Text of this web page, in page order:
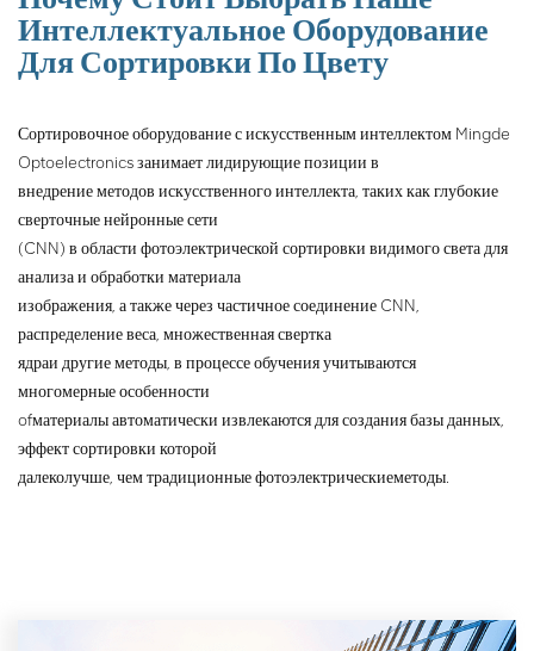
сортировки и типы
материалов, чтобы
соответствовать
требования к сортировке и
решает проблему
ограниченного количества
материалов для сортировки
по цвету на современном
рынке сортировщиков по
цвету.
Интеллектуальное Оборудование
Для Сортировки По Цвету
Сортировочное оборудование с искусственным интеллектом Mingde
Optoelectronics занимает лидирующие позиции в
внедрение методов искусственного интеллекта, таких как глубокие
сверточные нейронные сети
(CNN) в области фотоэлектрической сортировки видимого света для
анализа и обработки материала
изображения, а также через частичное соединение CNN,
распределение веса, множественная свертка
ядраи другие методы, в процессе обучения учитываются
многомерные особенности
ofматериалы автоматически извлекаются для создания базы данных,
эффект сортировки которой
далеколучше, чем традиционные фотоэлектрическиеметоды.